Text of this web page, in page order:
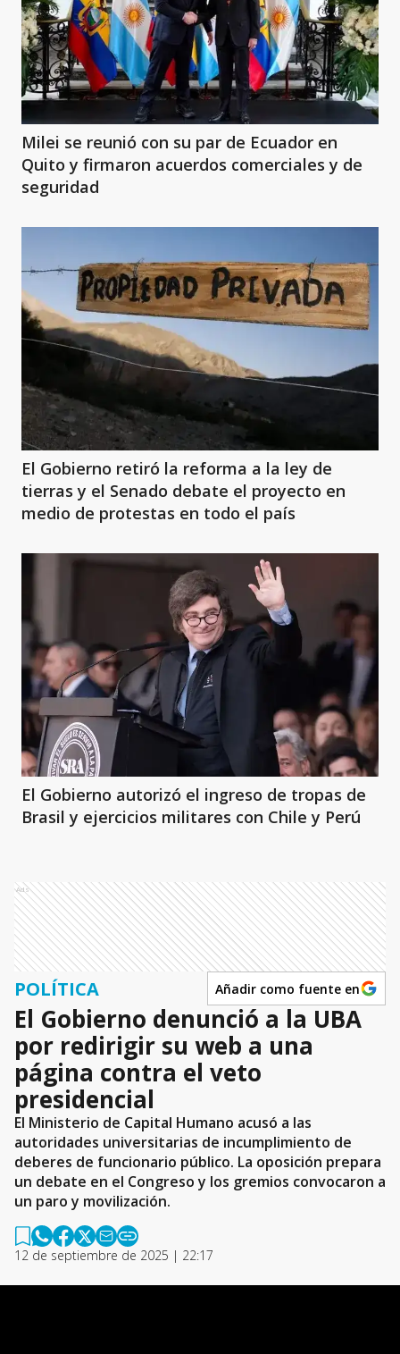
Milei se reunió con su par de Ecuador en
Quito y firmaron acuerdos comerciales y de
seguridad
El Gobierno retiró la reforma a la ley de
tierras y el Senado debate el proyecto en
medio de protestas en todo el país
El Gobierno autorizó el ingreso de tropas de
Brasil y ejercicios militares con Chile y Perú
Ads
POLÍTICA Añadir como fuente en
El Gobierno denunció a la UBA
por redirigir su web a una
página contra el veto
presidencial
El Ministerio de Capital Humano acusó a las
autoridades universitarias de incumplimiento de
deberes de funcionario público. La oposición prepara
un debate en el Congreso y los gremios convocaron a
un paro y movilización.
12 de septiembre de 2025 | 22:17